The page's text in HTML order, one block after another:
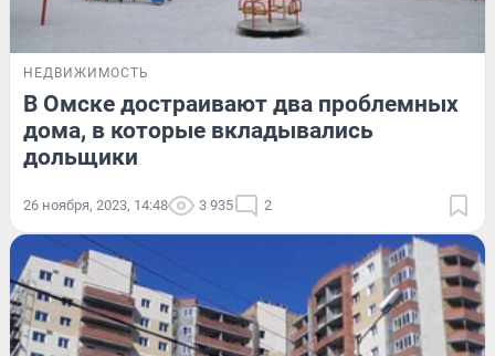
НЕДВИЖИМОСТЬ
В Омске достраивают два проблемных
дома, в которые вкладывались
дольщики
26 ноября, 2023, 14:48 3 935 2